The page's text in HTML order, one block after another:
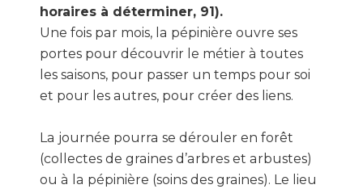
horaires à déterminer, 91).
Une fois par mois, la pépinière ouvre ses
portes pour découvrir le métier à toutes
les saisons, pour passer un temps pour soi
et pour les autres, pour créer des liens.
La journée pourra se dérouler en forêt
(collectes de graines d’arbres et arbustes)
ou à la pépinière (soins des graines). Le lieu